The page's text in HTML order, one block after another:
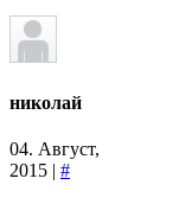
николай
04. Август,
2015 | #